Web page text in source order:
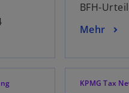
BFH-
Mehr
KPMG Tax